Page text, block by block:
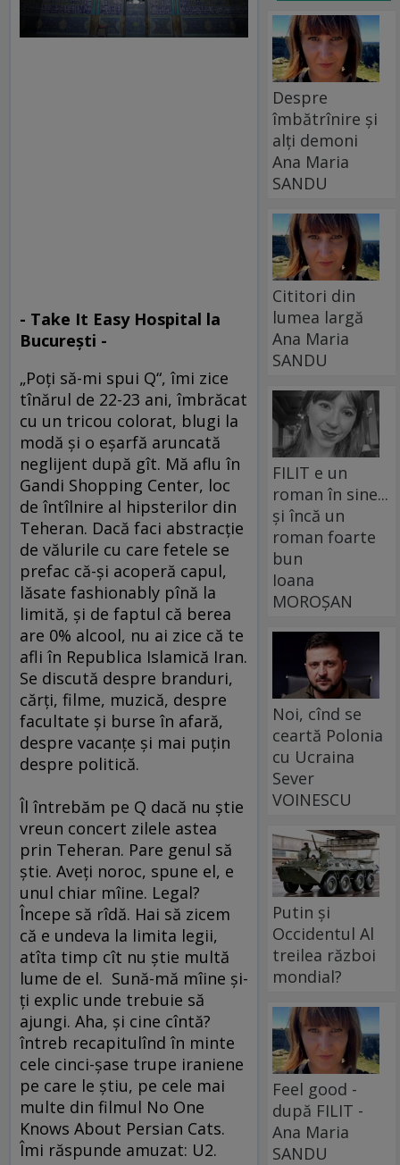
- Take It Easy Hospital la
Bucureşti -
„Poţi să-mi spui Q“, îmi zice
tînărul de 22-23 ani, îmbrăcat
cu un tricou colorat, blugi la
modă şi o eşarfă aruncată
neglijent după gît. Mă aflu în
Gandi Shopping Center, loc
de întîlnire al hipsterilor din
Teheran. Dacă faci abstracţie
de vălurile cu care fetele se
prefac că-şi acoperă capul,
lăsate fashionably pînă la
limită, şi de faptul că berea
are 0% alcool, nu ai zice că te
afli în Republica Islamică Iran.
Se discută despre branduri,
cărţi, filme, muzică, despre
facultate şi burse în afară,
despre vacanţe şi mai puţin
despre politică.
Îl întrebăm pe Q dacă nu ştie
vreun concert zilele astea
prin Teheran. Pare genul să
ştie. Aveţi noroc, spune el, e
unul chiar mîine. Legal?
Începe să rîdă. Hai să zicem
că e undeva la limita legii,
atîta timp cît nu ştie multă
lume de el. Sună-mă mîine şi-
ţi explic unde trebuie să
ajungi. Aha, şi cine cîntă?
întreb recapitulînd în minte
cele cinci-şase trupe iraniene
pe care le ştiu, pe cele mai
multe din filmul No One
Knows About Persian Cats.
Îmi răspunde amuzat: U2.
Despre
îmbătrînire și
alți demoni
Ana Maria
SANDU
Cititori din
lumea largă
Ana Maria
SANDU
FILIT e un
roman în sine...
și încă un
roman foarte
bun
Ioana
MOROȘAN
Noi, cînd se
ceartă Polonia
cu Ucraina
Sever
VOINESCU
Putin și
Occidentul Al
treilea război
mondial?
Feel good -
după FILIT -
Ana Maria
SANDU